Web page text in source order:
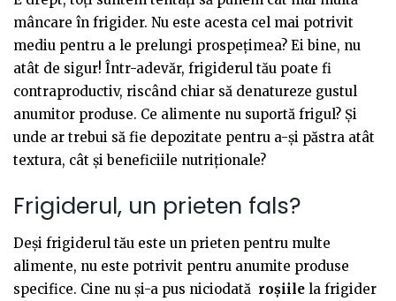
mâncare în frigider. Nu este acesta cel mai potrivit
mediu pentru a le prelungi prospețimea? Ei bine, nu
atât de sigur! Într-adevăr, frigiderul tău poate fi
contraproductiv, riscând chiar să denatureze gustul
anumitor produse. Ce alimente nu suportă frigul? Și
unde ar trebui să fie depozitate pentru a-și păstra atât
textura, cât și beneficiile nutriționale?
Frigiderul, un prieten fals?
Deși frigiderul tău este un prieten pentru multe
alimente, nu este potrivit pentru anumite produse
specifice. Cine nu și-a pus niciodată roșiile la frigider